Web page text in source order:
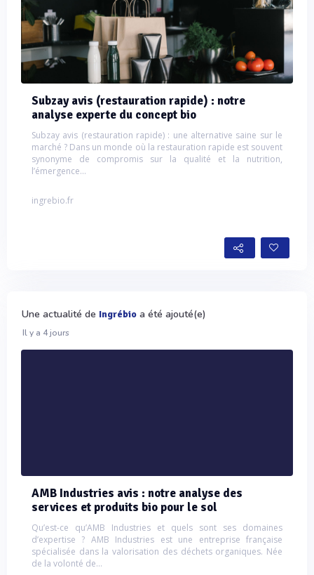
Subzay avis (restauration rapide) : notre
analyse experte du concept bio
Subzay avis (restauration rapide) : une alternative saine sur le
marché ? Dans un monde où la restauration rapide est souvent
synonyme de compromis sur la qualité et la nutrition,
l’émergence...
ingrebio.fr
Une actualité de Ingrébio a été ajouté(e)
Il y a 4 jours
AMB Industries avis : notre analyse des
services et produits bio pour le sol
Qu’est-ce qu’AMB Industries et quels sont ses domaines
d’expertise ? AMB Industries est une entreprise française
spécialisée dans la valorisation des déchets organiques. Née
de la volonté de...